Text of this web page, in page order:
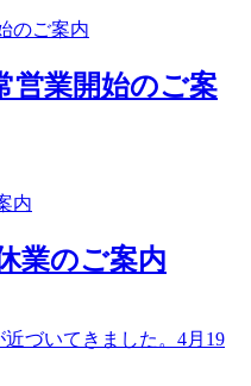
営業開始のご案
業のご案内